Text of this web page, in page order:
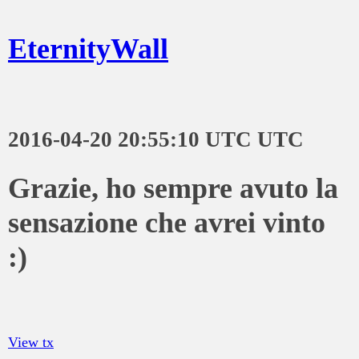
EternityWall
2016-04-20 20:55:10 UTC UTC
Grazie, ho sempre avuto la
sensazione che avrei vinto
:)
View tx